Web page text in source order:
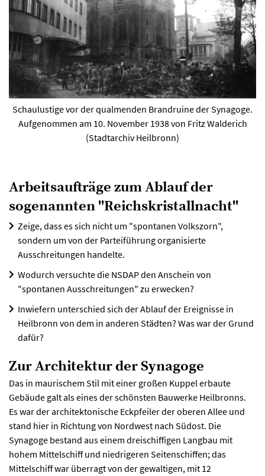
Schaulustige vor der qualmenden Brandruine der Synagoge.
Aufgenommen am 10. November 1938 von Fritz Walderich
(Stadtarchiv Heilbronn)
Arbeitsaufträge zum Ablauf der
sogenannten "Reichskristallnacht"
Zeige, dass es sich nicht um "spontanen Volkszorn",
sondern um von der Parteiführung organisierte
Ausschreitungen handelte.
Wodurch versuchte die NSDAP den Anschein von
"spontanen Ausschreitungen" zu erwecken?
Inwiefern unterschied sich der Ablauf der Ereignisse in
Heilbronn von dem in anderen Städten? Was war der Grund
dafür?
Zur Architektur der Synagoge
Das in maurischem Stil mit einer großen Kuppel erbaute
Gebäude galt als eines der schönsten Bauwerke Heilbronns.
Es war der architektonische Eckpfeiler der oberen Allee und
stand hier in Richtung von Nordwest nach Südost. Die
Synagoge bestand aus einem dreischiffigen Langbau mit
hohem Mittelschiff und niedrigeren Seitenschiffen; das
Mittelschiff war überragt von der gewaltigen, mit 12